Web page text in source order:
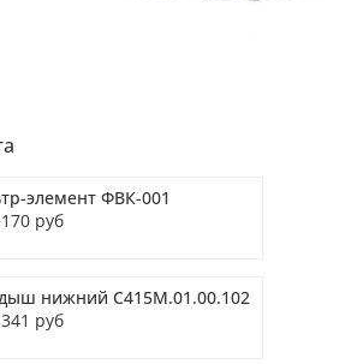
элемент ФВК-001
руб
нижний С415М.01.00.102
руб